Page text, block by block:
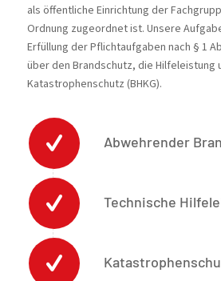
als öffentliche Einrichtung der
Ordnung zugeordnet ist. Unsere
Erfüllung der Pflichtaufgaben nach § 1
über den Brandschutz, die Hilfeleistung
Katastrophenschutz (BHKG).
Abwehrender
Technische